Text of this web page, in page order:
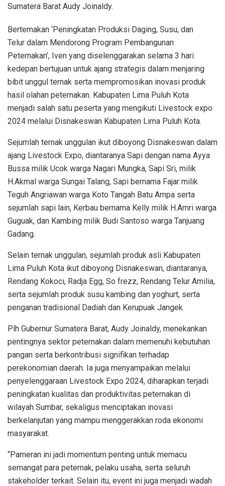
Sumatera Barat Audy Joinaldy.
Bertemakan ‘Peningkatan Produksi Daging, Susu, dan
Telur dalam Mendorong Program Pembangunan
Peternakan’, Iven yang diselenggarakan selama 3 hari
kedepan bertujuan untuk ajang strategis dalam menjaring
bibit unggul ternak serta mempromosikan inovasi produk
hasil olahan peternakan. Kabupaten Lima Puluh Kota
menjadi salah satu peserta yang mengikuti Livestock expo
2024 melalui Disnakeswan Kabupaten Lima Puluh Kota.
Sejumlah ternak unggulan ikut diboyong Disnakeswan dalam
ajang Livestock Expo, diantaranya Sapi dengan nama Ayya
Bussa milik Ucok warga Nagari Mungka, Sapi Sri, milik
H.Akmal warga Sungai Talang, Sapi bernama Fajar milik
Teguh Angriawan warga Koto Tangah Batu Ampa serta
sejumlah sapi lain, Kerbau bernama Kelly milik H.Amri warga
Guguak, dan Kambing milik Budi Santoso warga Tanjuang
Gadang.
Selain ternak unggulan, sejumlah produk asli Kabupaten
Lima Puluh Kota ikut diboyong Disnakeswan, diantaranya,
Rendang Kokoci, Radja Egg, So frezz, Rendang Telur Amilia,
serta sejumlah produk susu kambing dan yoghurt, serta
penganan tradisional Dadiah dan Kerupuak Jangek.
Plh Gubernur Sumatera Barat, Audy Joinaldy, menekankan
pentingnya sektor peternakan dalam memenuhi kebutuhan
pangan serta berkontribusi signifikan terhadap
perekonomian daerah. Ia juga menyampaikan melalui
penyelenggaraan Livestock Expo 2024, diharapkan terjadi
peningkatan kualitas dan produktivitas peternakan di
wilayah Sumbar, sekaligus menciptakan inovasi
berkelanjutan yang mampu menggerakkan roda ekonomi
masyarakat.
“Pameran ini jadi momentum penting untuk memacu
semangat para peternak, pelaku usaha, serta seluruh
stakeholder terkait. Selain itu, event ini juga menjadi wadah